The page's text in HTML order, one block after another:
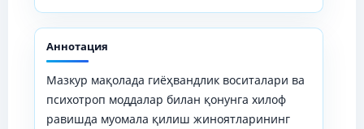
Аннотация
Мазкур мақолада гиёҳвандлик воситалари ва
психотроп моддалар билан қонунга хилоф
равишда муомала қилиш жиноятларининг